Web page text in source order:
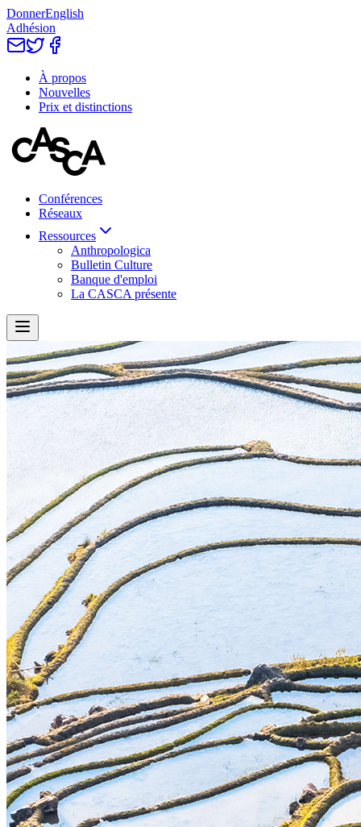
DonnerEnglish
Adhésion
À propos
Nouvelles
Prix et distinctions
Conférences
Réseaux
Ressources
Anthropologica
Bulletin Culture
Banque d'emploi
La CASCA présente